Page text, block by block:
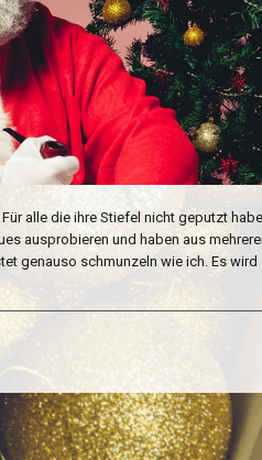
Für alle die ihre Stiefel nicht geputzt
ausprobieren und haben aus
genauso schmunzeln wie ich. Es